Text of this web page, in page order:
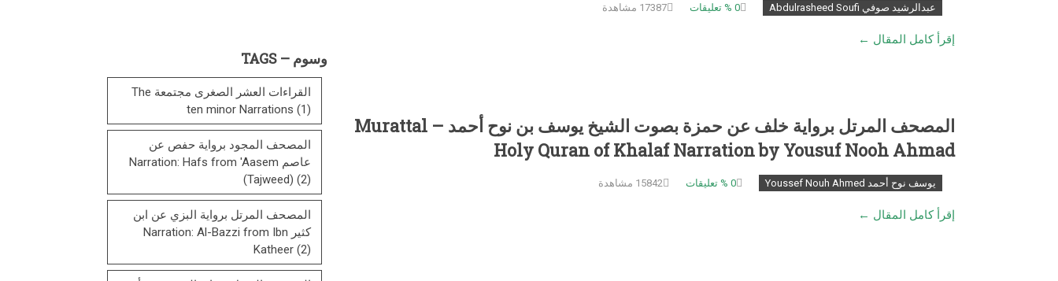
عبدالرشيد صوفي Abdulrasheed Soufi 0 % تعليقات 17387 مشاهدة
إقرأ كامل المقال ←
المصحف المرتل برواية خلف عن حمزة بصوت الشيخ يوسف بن نوح أحمد – Murattal
Holy Quran of Khalaf Narration by Yousuf Nooh Ahmad
يوسف نوح أحمد Youssef Nouh Ahmed 0 % تعليقات 15842 مشاهدة
إقرأ كامل المقال ←
List
وسوم – TAGS
القراءات العشر الصغرى مجتمعة The
ten minor Narrations (1)
المصحف المجود برواية حفص عن
عاصم Narration: Hafs from 'Aasem
(Tajweed) (2)
المصحف المرتل برواية البزي عن ابن
كثير Narration: Al-Bazzi from Ibn
Katheer(2)